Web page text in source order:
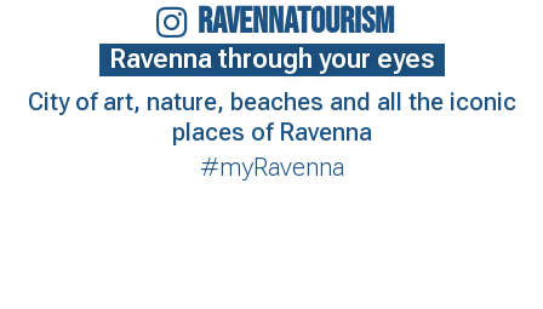
RAVENNATOURISM
Ravenna through your eyes
City of art, nature, beaches and all the iconic
places of Ravenna
#myRavenna